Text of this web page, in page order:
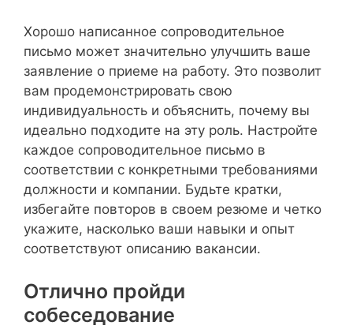
Хорошо написанное сопроводительное
письмо может значительно улучшить ваше
заявление о приеме на работу. Это позволит
вам продемонстрировать свою
индивидуальность и объяснить, почему вы
идеально подходите на эту роль. Настройте
каждое сопроводительное письмо в
соответствии с конкретными требованиями
должности и компании. Будьте кратки,
избегайте повторов в своем резюме и четко
укажите, насколько ваши навыки и опыт
соответствуют описанию вакансии.
Отлично пройди
собеседование